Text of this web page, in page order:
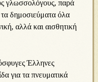
γλωσσολόγους, παρά
τα δημοσιεύματα όλα
αλλά και αισθητική
Έλληνες
για τα πνευματικά